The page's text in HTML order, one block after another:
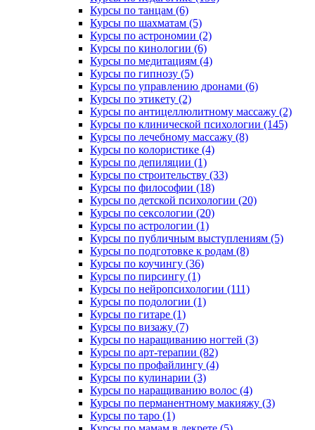
Курсы по танцам (6)
Курсы по шахматам (5)
Курсы по астрономии (2)
Курсы по кинологии (6)
Курсы по медитациям (4)
Курсы по гипнозу (5)
Курсы по управлению дронами (6)
Курсы по этикету (2)
Курсы по антицеллюлитному массажу (2)
Курсы по клинической психологии (145)
Курсы по лечебному массажу (8)
Курсы по колористике (4)
Курсы по депиляции (1)
Курсы по строительству (33)
Курсы по философии (18)
Курсы по детской психологии (20)
Курсы по сексологии (20)
Курсы по астрологии (1)
Курсы по публичным выступлениям (5)
Курсы по подготовке к родам (8)
Курсы по коучингу (36)
Курсы по пирсингу (1)
Курсы по нейропсихологии (111)
Курсы по подологии (1)
Курсы по гитаре (1)
Курсы по визажу (7)
Курсы по наращиванию ногтей (3)
Курсы по арт-терапии (82)
Курсы по профайлингу (4)
Курсы по кулинарии (3)
Курсы по наращиванию волос (4)
Курсы по перманентному макияжу (3)
Курсы по таро (1)